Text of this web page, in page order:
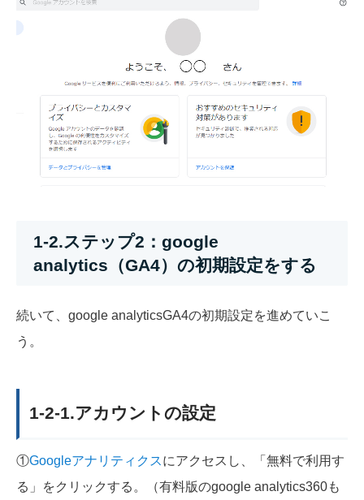
1-2.ステップ2：google
analytics（GA4）の初期設定をする
続いて、google analyticsGA4の初期設定を進めていこ
う。
1-2-1.アカウントの設定
①Googleアナリティクスにアクセスし、「無料で利用す
る」をクリックする。（有料版のgoogle analytics360も